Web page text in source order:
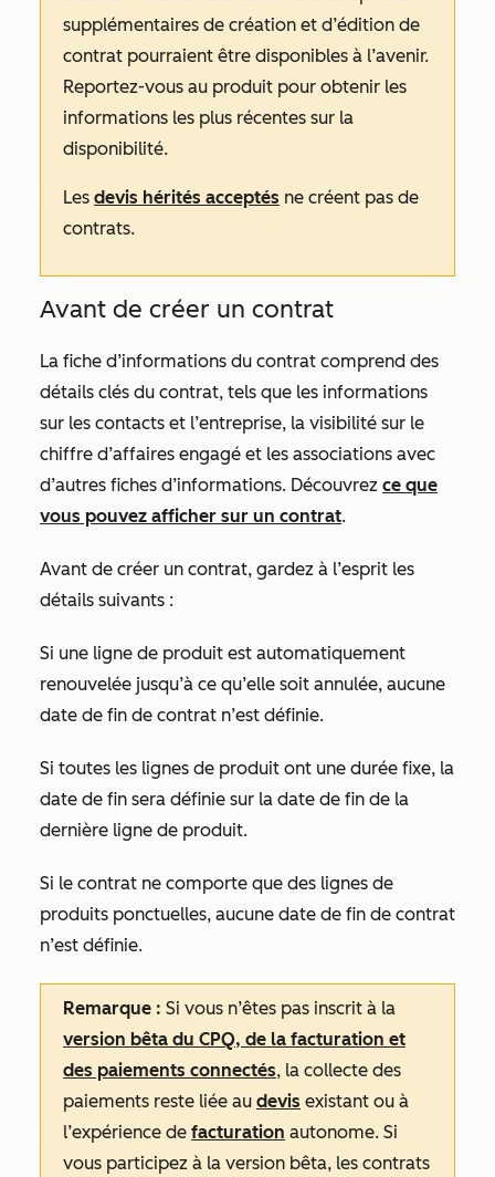
supplémentaires de création et d’édition de
contrat pourraient être disponibles à l’avenir.
Reportez-vous au produit pour obtenir les
informations les plus récentes sur la
disponibilité.
Les devis hérités acceptés ne créent pas de
contrats.
Avant de créer un contrat
La fiche d’informations du contrat comprend des
détails clés du contrat, tels que les informations
sur les contacts et l’entreprise, la visibilité sur le
chiffre d’affaires engagé et les associations avec
d’autres fiches d’informations. Découvrez ce que
vous pouvez afficher sur un contrat.
Avant de créer un contrat, gardez à l’esprit les
détails suivants :
Si une ligne de produit est automatiquement
renouvelée jusqu’à ce qu’elle soit annulée, aucune
date de fin de contrat n’est définie.
Si toutes les lignes de produit ont une durée fixe, la
date de fin sera définie sur la date de fin de la
dernière ligne de produit.
Si le contrat ne comporte que des lignes de
produits ponctuelles, aucune date de fin de contrat
n’est définie.
Remarque : Si vous n’êtes pas inscrit à la
version bêta du CPQ, de la facturation et
des paiements connectés, la collecte des
paiements reste liée au devis existant ou à
l’expérience de facturation autonome. Si
vous participez à la version bêta, les contrats